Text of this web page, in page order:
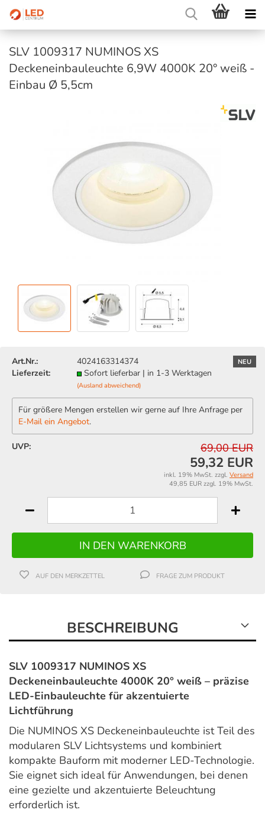
SLV 1009317 NUMINOS XS
Deckeneinbauleuchte 6,9W 4000K 20° weiß -
Einbau Ø 5,5cm
NEU
Art.Nr.:
4024163314374
Lieferzeit:
Sofort lieferbar | in 1-3 Werktagen
(Ausland abweichend)
Für größere Mengen erstellen wir gerne auf Ihre Anfrage per
E-Mail ein Angebot.
UVP: 69,00 EUR
59,32 EUR
inkl. 19% MwSt. zzgl. Versand
49,85 EUR zzgl. 19% MwSt.
AUF DEN MERKZETTEL FRAGE ZUM PRODUKT
BESCHREIBUNG
SLV 1009317 NUMINOS XS
Deckeneinbauleuchte 4000K 20° weiß – präzise
LED-Einbauleuchte für akzentuierte
Lichtführung
Die NUMINOS XS Deckeneinbauleuchte ist Teil des
modularen SLV Lichtsystems und kombiniert
kompakte Bauform mit moderner LED-Technologie.
Sie eignet sich ideal für Anwendungen, bei denen
eine gezielte und akzentuierte Beleuchtung
erforderlich ist.